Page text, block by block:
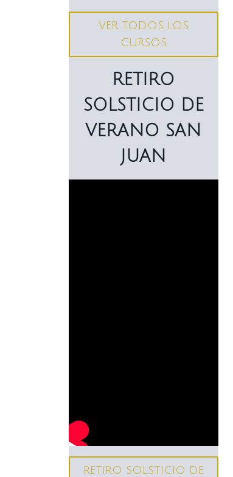
VER TODOS LOS
CURSOS
RETIRO
SOLSTICIO DE
VERANO SAN
JUAN
RETIRO SOLSTICIO DE